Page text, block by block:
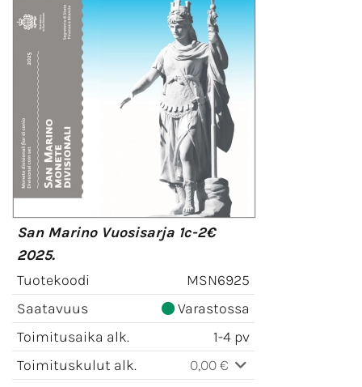
San Marino Vuosisarja 1c-2€
2025.
Tuotekoodi
MSN6925
Saatavuus
Varastossa
Toimitusaika alk.
1-4 pv
Toimituskulut alk.
0,00 €